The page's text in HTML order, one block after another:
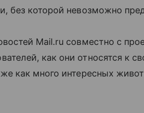
без которой невозможно
Mail.ru совместно с
как они относятся к
как много интересных